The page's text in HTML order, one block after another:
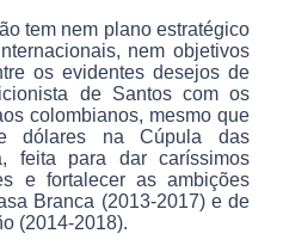
tem nem plano estratégico
nem objetivos
os evidentes desejos de
de Santos com os
colombianos, mesmo que
dólares na Cúpula das
feita para dar caríssimos
e fortalecer as ambições
Branca (2013-2017) e de
(2014-2018).